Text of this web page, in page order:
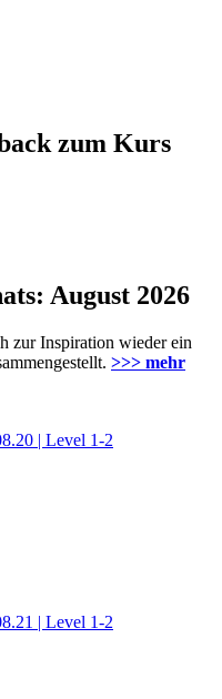
zum Kurs
August 2026
zur Inspiration wieder ein
>>> mehr